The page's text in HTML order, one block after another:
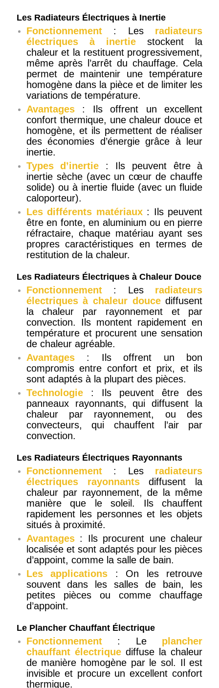
Les Radiateurs Électriques à Inertie
Fonctionnement: Les radiateurs
électriques à inertie stockent la
chaleur et la restituent progressivement,
même après l’arrêt du chauffage. Cela
permet de maintenir une température
homogène dans la pièce et de limiter les
variations de température.
Avantages: Ils offrent un excellent
confort thermique, une chaleur douce et
homogène, et ils permettent de réaliser
des économies d’énergie grâce à leur
inertie.
Types d’inertie : Ils peuvent être à
inertie sèche (avec un cœur de chauffe
solide) ou à inertie fluide (avec un fluide
caloporteur).
Les différents matériaux: Ils peuvent
être en fonte, en aluminium ou en pierre
réfractaire, chaque matériau ayant ses
propres caractéristiques en termes de
restitution de la chaleur.
Les Radiateurs Électriques à Chaleur Douce
Fonctionnement: Les radiateurs
électriques à chaleur doucediffusent
la chaleur par rayonnement et par
convection. Ils montent rapidement en
température et procurent une sensation
de chaleur agréable.
Avantages: Ils offrent un bon
compromis entre confort et prix, et ils
sont adaptés à la plupart des pièces.
Technologie: Ils peuvent être des
panneaux rayonnants, qui diffusent la
chaleur par rayonnement, ou des
convecteurs, qui chauffent l’air par
convection.
Les Radiateurs Électriques Rayonnants
Fonctionnement: Les radiateurs
électriques rayonnantsdiffusent la
chaleur par rayonnement, de la même
manière que le soleil. Ils chauffent
rapidement les personnes et les objets
situés à proximité.
Avantages: Ils procurent une chaleur
localisée et sont adaptés pour les pièces
d’appoint, comme la salle de bain.
Les applications : On les retrouve
souvent dans les salles de bain, les
petites pièces ou comme chauffage
d’appoint.
Le Plancher Chauffant Électrique
Fonctionnement: Le plancher
chauffant électriquediffuse la chaleur
de manière homogène par le sol. Il est
invisible et procure un excellent confort
thermique.